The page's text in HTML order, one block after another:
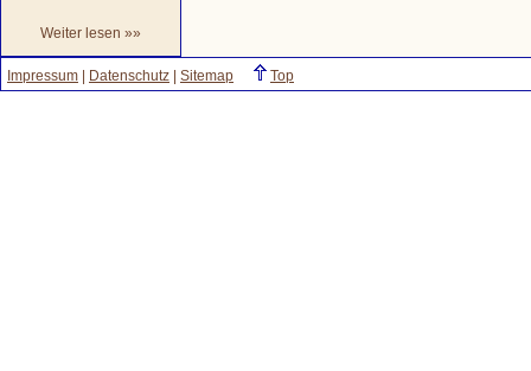
Weiter lesen »»
Impressum Datenschutz Sitemap Top